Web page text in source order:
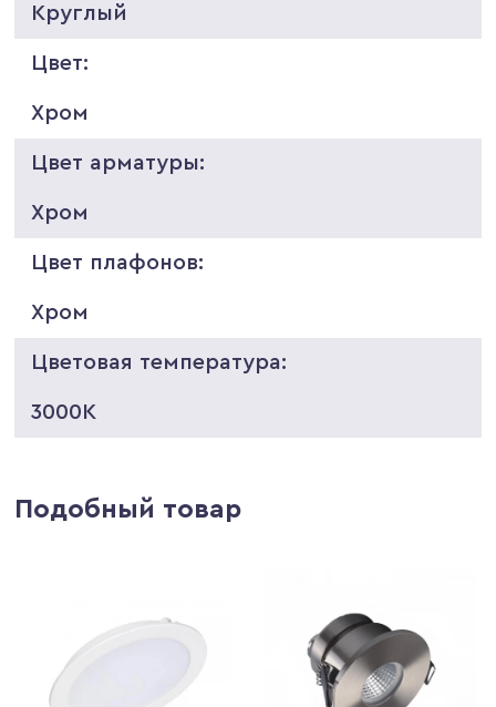
Круглый
Цвет:
Хром
Цвет арматуры:
Хром
Цвет плафонов:
Хром
Цветовая температура:
3000K
Подобный товар